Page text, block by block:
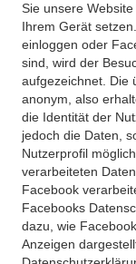
Sie unsere
Ihrem Gerät
einloggen oder
sind, wird der
aufgezeichnet. Die
anonym, also
die Identität der
jedoch die Daten,
Nutzerprofil
verarbeiteten
Facebook
Facebooks
dazu, wie
Anzeigen